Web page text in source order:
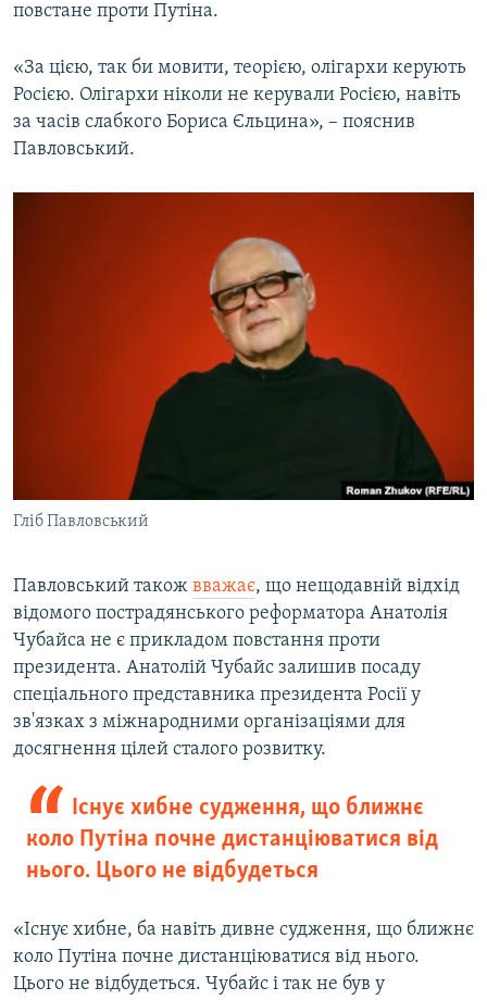
повстане проти Путіна.
«За цією, так би мовити, теорією, олігархи керують
Росією. Олігархи ніколи не керували Росією, навіть
за часів слабкого Бориса Єльцина», – пояснив
Павловський.
Гліб Павловський
Павловський також вважає, що нещодавній відхід
відомого пострадянського реформатора Анатолія
Чубайса не є прикладом повстання проти
президента. Анатолій Чубайс залишив посаду
спеціального представника президента Росії у
зв'язках з міжнародними організаціями для
досягнення цілей сталого розвитку.
Існує хибне судження, що ближнє
коло Путіна почне дистанціюватися від
нього. Цього не відбудеться
«Існує хибне, ба навіть дивне судження, що ближнє
коло Путіна почне дистанціюватися від нього.
Цього не відбудеться. Чубайс і так не був у